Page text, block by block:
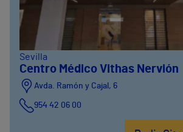
Sevilla
Centro Médico Vithas Nervión
Avda. Ramón y Cajal, 6
954 42 06 00